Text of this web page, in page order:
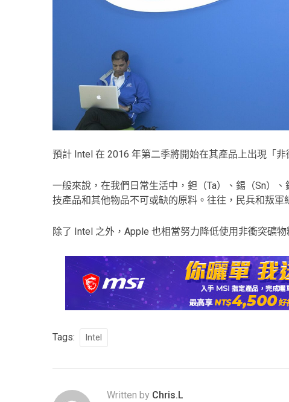
預計 Intel 在 2016 年第二季將開始在其產品上出現「非
一般來說，在我們日常生活中，鉭（Ta）、錫（Sn）
技產品和其他物品不可或缺的原料。往往，民兵和叛軍
除了 Intel 之外，Apple 也相當努力降低使用非衝突礦
Tags: Intel
Written by Chris.L